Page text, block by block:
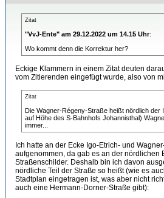
Zitat
"VvJ-Ente" am 29.12.2022 um 14.15 Uhr:
Wo kommt denn die Korrektur her?
Eckige Klammern in einem Zitat deuten
vom Zitierenden eingefügt wurde, also von
Zitat
Die Wagner-Régeny-Straße heißt nördlich der
auf Höhe des S-Bahnhofs Johannisthal)
immer...
Ich hatte an der Ecke Igo-Etrich- und
aufgenommen, da gab es an der nördlichen
Straßenschilder. Deshalb bin ich davon
nördliche Teil der Straße so heißt (wie es
Stadtplan eingetragen ist, was aber nicht
auch eine Hermann-Dorner-Straße gibt):